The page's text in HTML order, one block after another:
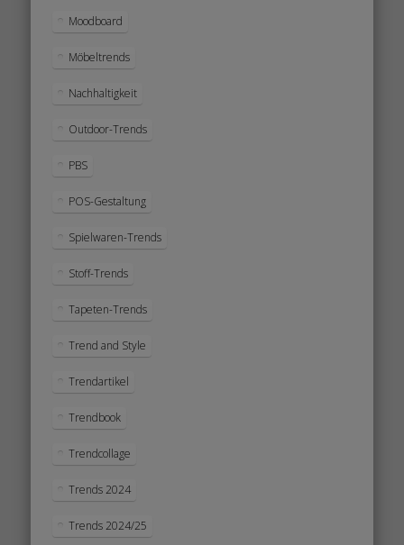
Moodboard
Möbeltrends
Nachhaltigkeit
Outdoor-Trends
PBS
POS-Gestaltung
Spielwaren-Trends
Stoff-Trends
Tapeten-Trends
Trend and Style
Trendartikel
Trendbook
Trendcollage
Trends 2024
Trends 2024/25